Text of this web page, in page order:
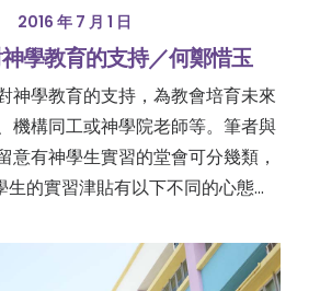
2016 年 7 月 1 日
學教育的支持／何鄭惜玉
神學教育的支持，為教會培育未來
機構同工或神學院老師等。筆者與
意有神學生實習的堂會可分幾類，
生的實習津貼有以下不同的心態…